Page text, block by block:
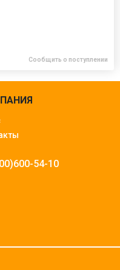
Сообщить о поступлении
54-10